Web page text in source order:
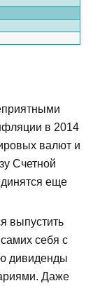
в 2014
валют и
Счетной
еще
выпустить
себя с
дивиденды
Даже